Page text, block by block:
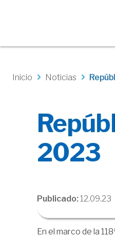
Inicio Noticias
2023
Publicado: 12.09.23
En el marco de la